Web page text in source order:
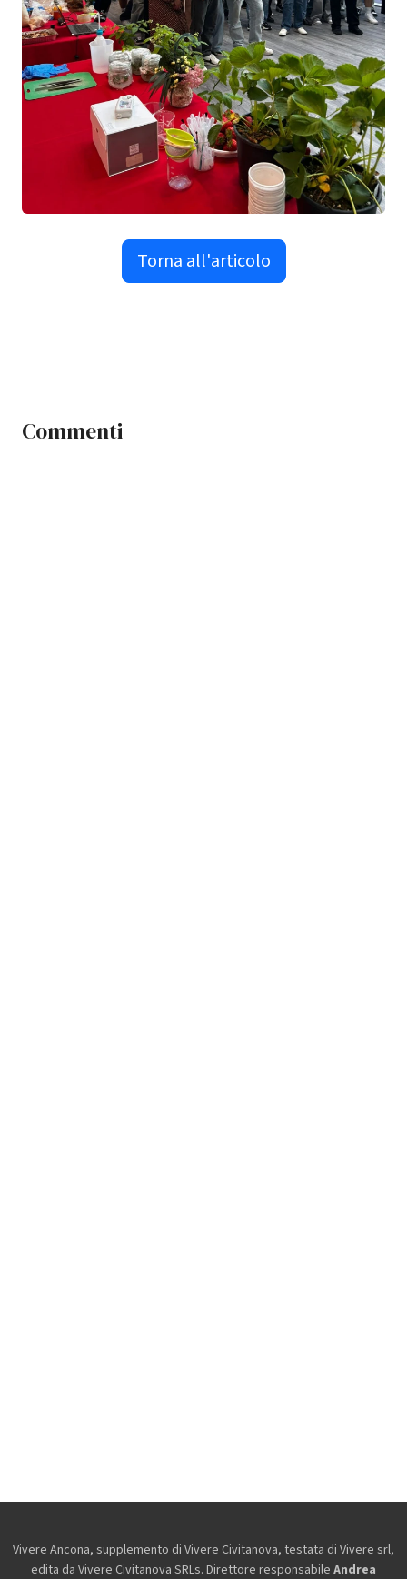
Torna all'articolo
Commenti
Vivere Ancona, supplemento di Vivere Civitanova, testata di Vivere srl,
edita da Vivere Civitanova SRLs. Direttore responsabile Andrea